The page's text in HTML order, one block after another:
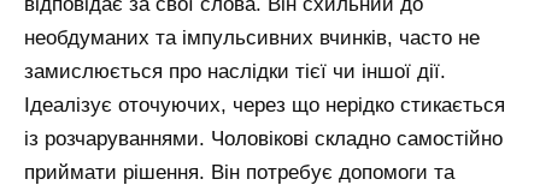
необдуманих та імпульсивних вчинків, часто не
замислюється про наслідки тієї чи іншої дії.
Ідеалізує оточуючих, через що нерідко стикається
із розчаруваннями. Чоловікові складно самостійно
приймати рішення. Він потребує допомоги та